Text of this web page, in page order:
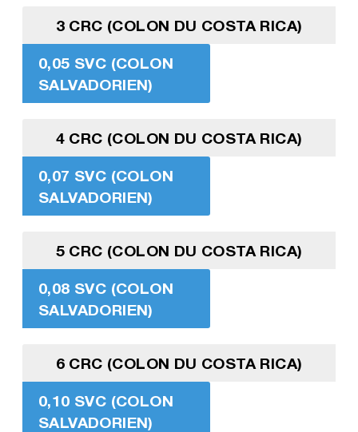
3 CRC (COLON DU COSTA RICA)
0,05 SVC (COLON
SALVADORIEN)
4 CRC (COLON DU COSTA RICA)
0,07 SVC (COLON
SALVADORIEN)
5 CRC (COLON DU COSTA RICA)
0,08 SVC (COLON
SALVADORIEN)
6 CRC (COLON DU COSTA RICA)
0,10 SVC (COLON
SALVADORIEN)